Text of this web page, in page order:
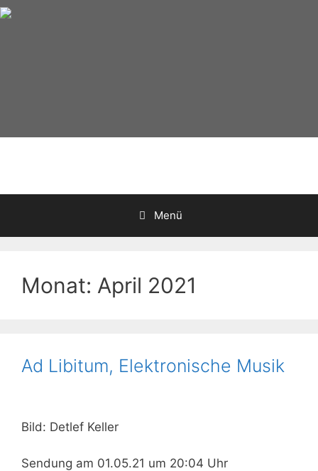
Zum
Menü
Monat: April 2021
Ad Libitum, Elektronische Musik
Bild: Detlef Keller
Sendung am 01.05.21 um 20:04 Uhr